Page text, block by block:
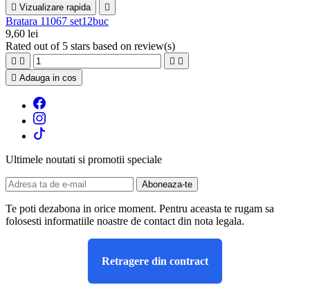
 Vizualizare rapida 
Bratara 11067 set12buc
9,60 lei
Rated out of 5 stars based on review(s)
   
 Adauga in cos
Ultimele noutati si promotii speciale
Te poti dezabona in orice moment. Pentru aceasta te rugam sa
folosesti informatiile noastre de contact din nota legala.
Retragere din contract